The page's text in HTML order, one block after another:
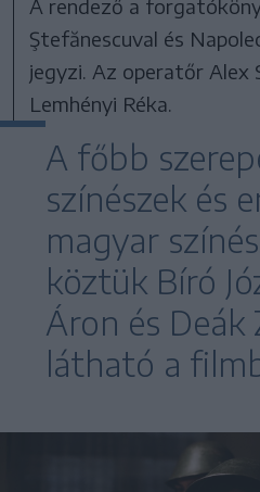
A rendező a
Ştefănescuval és
jegyzi. Az operatőr Alex
Lemhényi Réka.
A főbb
színészek és
magyar
köztük Bíró
Áron és Deák
látható a